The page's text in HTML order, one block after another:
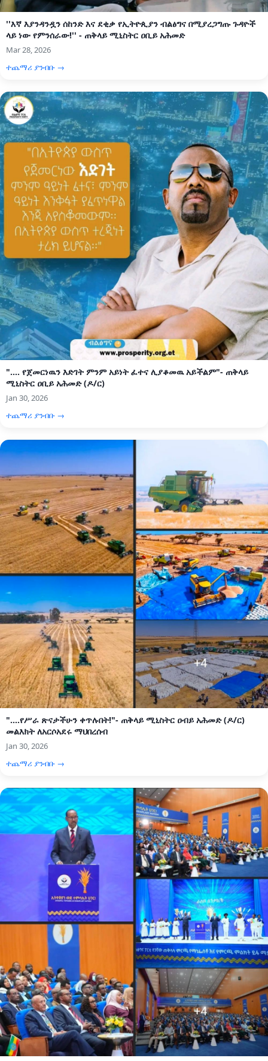
''እኛ እያንዳንዷን ሰከንድ እና ደቂቃ የኢትዮጲያን ብልፅግና በሚያረጋግጡ ጉዳዮች
ላይ ነው የምንሰራው!'' - ጠቅላይ ሚኒስትር ዐቢይ አሕመድ
Mar 28, 2026
ተጨማሪ ያንብቡ →
".... የጀመርነዉን እድገት ምንም አይነት ፈተና ሊያቆመዉ አይችልም"- ጠቅላይ
ሚኒስትር ዐቢይ አሕመድ (ዶ/ር)
Jan 30, 2026
ተጨማሪ ያንብቡ →
"....የሥራ ጽናታችሁን ቀጥሉበት!"- ጠቅላይ ሚኒስትር ዐብይ አሕመድ (ዶ/ር)
መልእክት ለአርሶአደሩ ማህበረሰብ
Jan 30, 2026
ተጨማሪ ያንብቡ →